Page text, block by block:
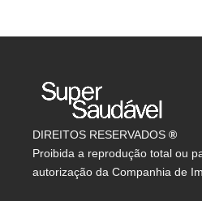
DIREITOS RESERVADOS ®
Proibida a reprodução total ou
autorização da Companhia de